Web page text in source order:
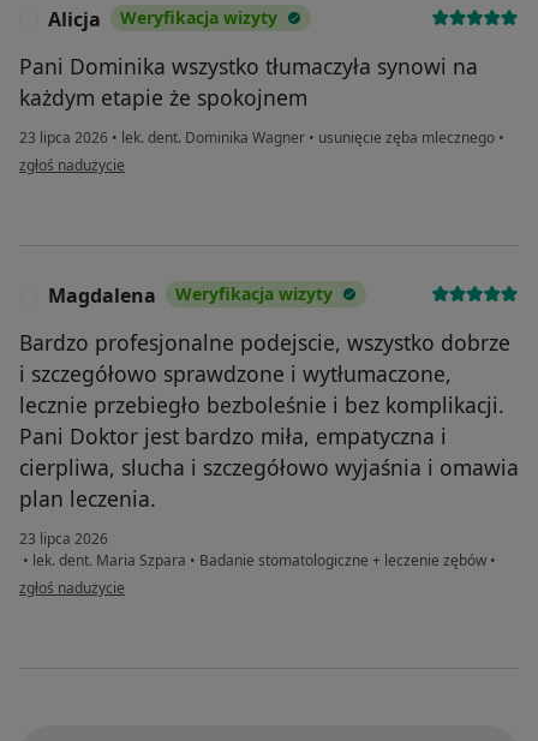
Alicja Weryfikacja wizyty
Pani Dominika wszystko tłumaczyła synowi na
każdym etapie że spokojnem
23 lipca 2026 • lek. dent. Dominika Wagner • usunięcie zęba mlecznego •
w opinii użytkownika Alicja
zgłoś nadużycie
Magdalena Weryfikacja wizyty
Bardzo profesjonalne podejscie, wszystko dobrze
i szczegółowo sprawdzone i wytłumaczone,
lecznie przebiegło bezboleśnie i bez komplikacji.
Pani Doktor jest bardzo miła, empatyczna i
cierpliwa, slucha i szczegółowo wyjaśnia i omawia
plan leczenia.
23 lipca 2026
• lek. dent. Maria Szpara • Badanie stomatologiczne + leczenie zębów •
w opinii użytkownika Magdalena
zgłoś nadużycie